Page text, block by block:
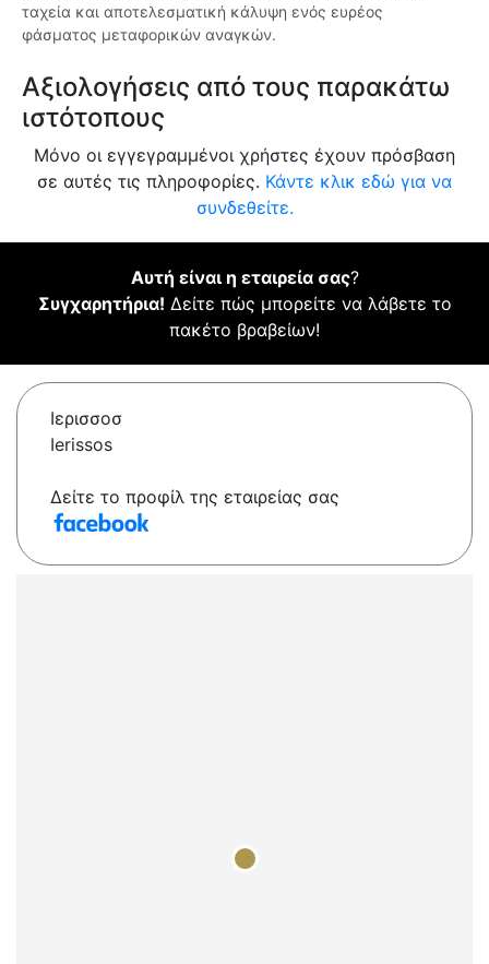
ταχεία και αποτελεσματική κάλυψη ενός ευρέος
φάσματος μεταφορικών αναγκών.
Αξιολογήσεις από τους παρακάτω
ιστότοπους
Μόνο οι εγγεγραμμένοι χρήστες έχουν πρόσβαση
σε αυτές τις πληροφορίες. Κάντε κλικ εδώ για να
συνδεθείτε.
Αυτή είναι η εταιρεία σας?
Συγχαρητήρια! Δείτε πώς μπορείτε να λάβετε το
πακέτο βραβείων!
Ιερισσοσ
Ierissos
Δείτε το προφίλ της εταιρείας σας